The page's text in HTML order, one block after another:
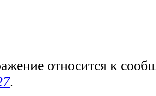
относится к
.